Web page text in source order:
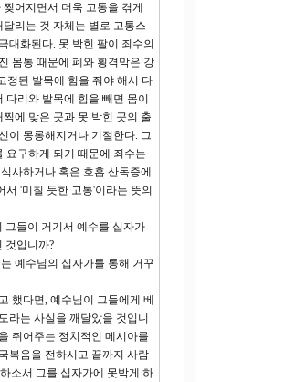
어지면서 더욱 고통을 겪게
리는 것 자체는 별로 고통스
대화된다. 못 박힌 팔이 죄수의
몸통 때문에 폐와 횡격막은 강
정된 발목에 힘을 줘야 해서 다
리와 발목에 힘을 빼면 몸이
에 맞은 곳과 못 박힌 곳의 출
이 몽롱해지거나 기절한다. 그
요구하게 되기 때문에 죄수는
사하거나 혹은 호흡 산독증에
'미칠 듯한 고통'이라는 뜻의
그들이 거기서 예수를 십자가
것입니까?
예수님의 십자가를 통해 거꾸
했다면, 예수님이 그들에게 베
라는 사실을 깨달았을 것입니
쥐어주는 정치적인 메시아를
복음을 전하시고 끝까지 사람
소서 그를 십자가에 못박게 하